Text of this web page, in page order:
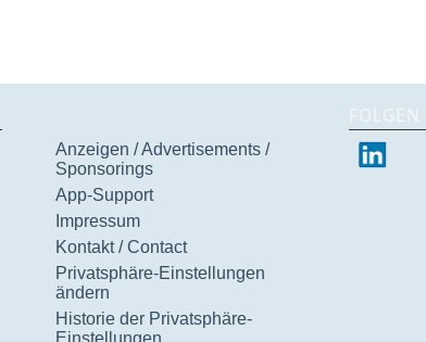
Anzeigen / Advertisements /
Sponsorings
App-Support
Impressum
Kontakt / Contact
Privatsphäre-Einstellungen
ändern
Historie der Privatsphäre-
Einstellungen